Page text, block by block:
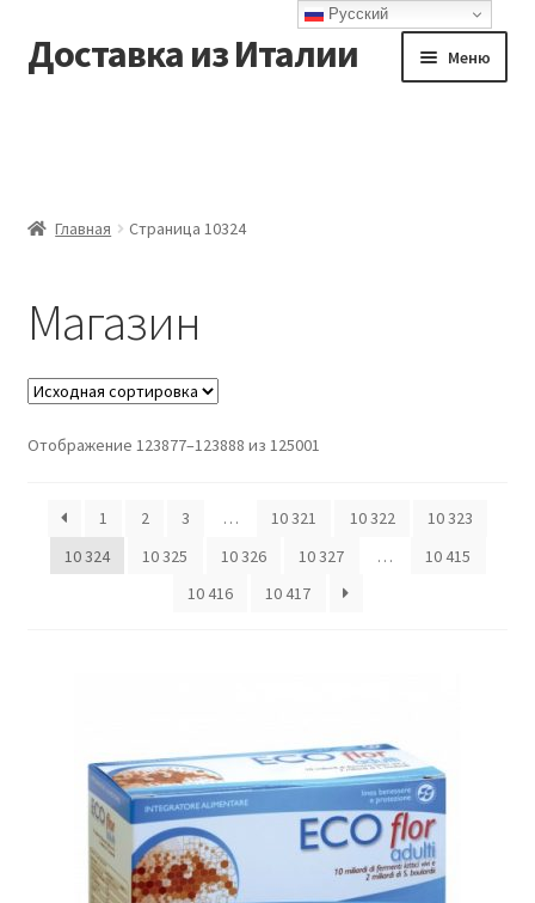
Перейти
к
Перейти
к
Доставка из Италии Меню
Контакты
Корзина
Главная Страница 10324
Магазин
Отображение 123877–123888 из 125001
1 2 3 … 10 321 10 322
10 323
10 324
10 325 10 326 10 327 …
10 415
10 416
10 417
Русский